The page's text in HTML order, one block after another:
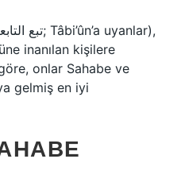
inanılan kişilere
onlar Sahabe ve
gelmiş en iyi